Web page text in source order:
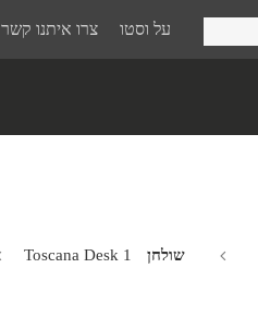
על וסטו צרו איתנו קשר
שולחן Toscana Toscana Desk 1